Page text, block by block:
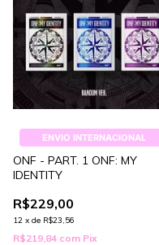
ENVIO INTERNACIONAL
ONF - PART. 1 ONF: MY
IDENTITY
R$229,00
12 x de R$23,56
R$219,84 com Pix